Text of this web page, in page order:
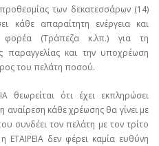
των δεκατεσσάρων (14)
κάθε απαραίτητη ενέργεια και
(Τράπεζα κ.λπ.) για τη
παραγγελίας και την υποχρέωση
του πελάτη ποσού.
θεωρείται ότι έχει εκπληρώσει
αναίρεση κάθε χρέωσης θα γίνει με
συνδέει τον πελάτη με τον τρίτο
δεν φέρει καμία ευθύνη